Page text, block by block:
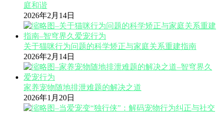
庭和谐
2026年2月14日
关于猫咪行为问题的科学矫正与家庭关系重建指南
2026年2月14日
家养宠物随地排泄难题的解决之道
2026年1月20日